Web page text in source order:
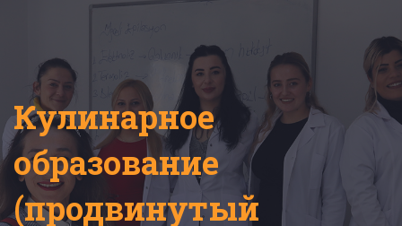
Кулинарное
образование
(продвинутый